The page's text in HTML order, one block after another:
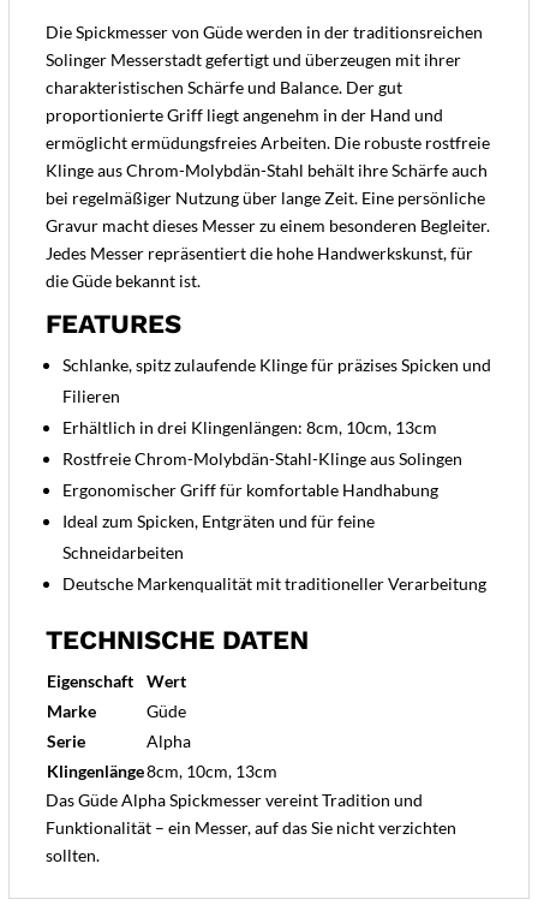
Die Spickmesser von Güde werden in der traditionsreichen
Solinger Messerstadt gefertigt und überzeugen mit ihrer
charakteristischen Schärfe und Balance. Der gut
proportionierte Griff liegt angenehm in der Hand und
ermöglicht ermüdungsfreies Arbeiten. Die robuste rostfreie
Klinge aus Chrom-Molybdän-Stahl behält ihre Schärfe auch
bei regelmäßiger Nutzung über lange Zeit. Eine persönliche
Gravur macht dieses Messer zu einem besonderen Begleiter.
Jedes Messer repräsentiert die hohe Handwerkskunst, für
die Güde bekannt ist.
FEATURES
Schlanke, spitz zulaufende Klinge für präzises Spicken und
Filieren
Erhältlich in drei Klingenlängen: 8cm, 10cm, 13cm
Rostfreie Chrom-Molybdän-Stahl-Klinge aus Solingen
Ergonomischer Griff für komfortable Handhabung
Ideal zum Spicken, Entgräten und für feine
Schneidarbeiten
Deutsche Markenqualität mit traditioneller Verarbeitung
TECHNISCHE DATEN
Eigenschaft
Wert
Marke
Güde
Serie
Alpha
Klingenlänge8cm, 10cm, 13cm
Das Güde Alpha Spickmesser vereint Tradition und
Funktionalität – ein Messer, auf das Sie nicht verzichten
sollten.